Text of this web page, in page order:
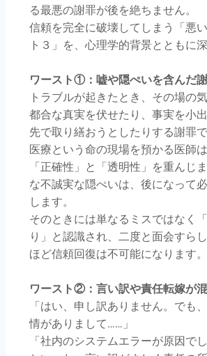
る最悪の謝罪が後を絶ちません。
信頼を完全に破壊してしまう「悪
ト３」を、心理学的背景とともに
ワースト①：嘘や隠ぺいを含んだ
トラブルが起きたとき、その場の
都合な真実を伏せたり、事実を小
先で取り繕おうとしたりする謝罪で
医療という命の現場を預かる医師
「正確性」と「透明性」を重んじ
な不誠実な隠ぺいは、後になって
します。
そのときには単なるミスではなく
り」と認識され、二度と面会すら
ほど信頼回復は不可能になります。
ワースト②：言い訳や責任転嫁が
「はい、申し訳ありません。でも
情がありまして……」
「社内のシステムエラーが原因で